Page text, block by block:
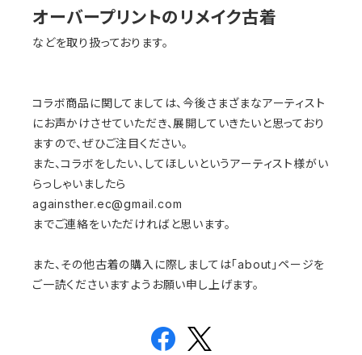
オーバープリントのリメイク古着
などを取り扱っております。
コラボ商品に関してましては、今後さまざまなアーティスト
にお声かけさせていただき、展開していきたいと思っており
ますので、ぜひご注目ください。
また、コラボをしたい、してほしいというアーティスト様がい
らっしゃいましたら
againsther.ec@gmail.com
までご連絡をいただければと思います。
また、その他古着の購入に際しましては「about」ページを
ご一読くださいますようお願い申し上げます。